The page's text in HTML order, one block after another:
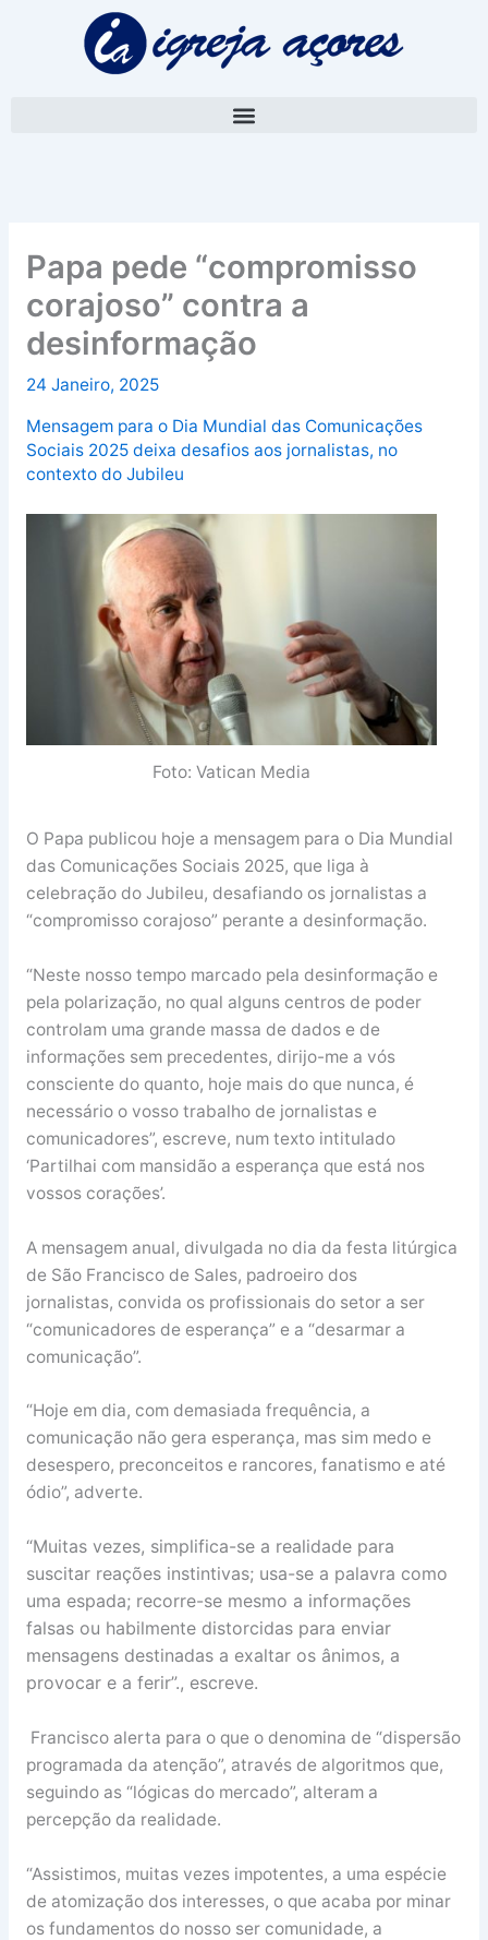
Papa pede “compromisso
corajoso” contra a
desinformação
24 Janeiro, 2025
Mensagem para o Dia Mundial das Comunicações
Sociais 2025 deixa desafios aos jornalistas, no
contexto do Jubileu
Foto: Vatican Media
O Papa publicou hoje a mensagem para o Dia Mundial
das Comunicações Sociais 2025, que liga à
celebração do Jubileu, desafiando os jornalistas a
“compromisso corajoso” perante a desinformação.
“Neste nosso tempo marcado pela desinformação e
pela polarização, no qual alguns centros de poder
controlam uma grande massa de dados e de
informações sem precedentes, dirijo-me a vós
consciente do quanto, hoje mais do que nunca, é
necessário o vosso trabalho de jornalistas e
comunicadores”, escreve, num texto intitulado
‘Partilhai com mansidão a esperança que está nos
vossos corações’.
A mensagem anual, divulgada no dia da festa litúrgica
de São Francisco de Sales, padroeiro dos
jornalistas, convida os profissionais do setor a ser
“comunicadores de esperança” e a “desarmar a
comunicação”.
“Hoje em dia, com demasiada frequência, a
comunicação não gera esperança, mas sim medo e
desespero, preconceitos e rancores, fanatismo e até
ódio”, adverte.
“Muitas vezes, simplifica-se a realidade para
suscitar reações instintivas; usa-se a palavra como
uma espada; recorre-se mesmo a informações
falsas ou habilmente distorcidas para enviar
mensagens destinadas a exaltar os ânimos, a
provocar e a ferir”., escreve.
Francisco alerta para o que o denomina de “dispersão
programada da atenção”, através de algoritmos que,
seguindo as “lógicas do mercado”, alteram a
percepção da realidade.
“Assistimos, muitas vezes impotentes, a uma espécie
de atomização dos interesses, o que acaba por minar
os fundamentos do nosso ser comunidade, a